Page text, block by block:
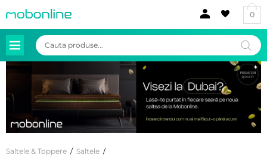
0
Products
search
Saltele & Toppere / Saltele /